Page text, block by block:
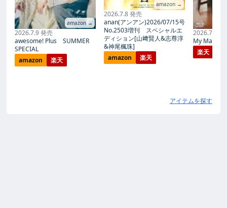
amazon →
2026.7.9 発売
awesome! Plus SUMMER
SPECIAL
amazon
楽天
amazon →
2026.7.8 発売
anan(アンアン)2026/07/15号
No.2503増刊 スペシャルエ
ディション[山﨑賢人&志尊淳
&神尾楓珠]
amazon
楽天
2026.7.27
My Magic
楽天
アイテムを探す